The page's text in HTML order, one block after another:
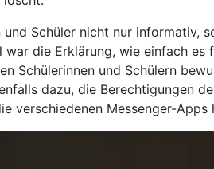
Schüler nicht nur informativ,
war die Erklärung, wie einfach
Schülerinnen und Schülern
dazu, die Berechtigungen
verschiedenen Messenger-